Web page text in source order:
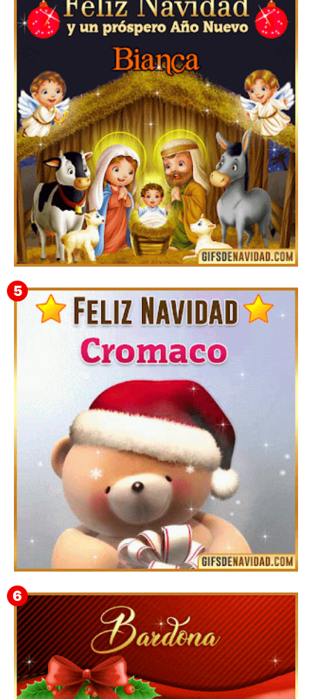
Te deseo una Feliz Navidad Barsimea
Feliz Navidad y próspero Año Nuevo Bianca